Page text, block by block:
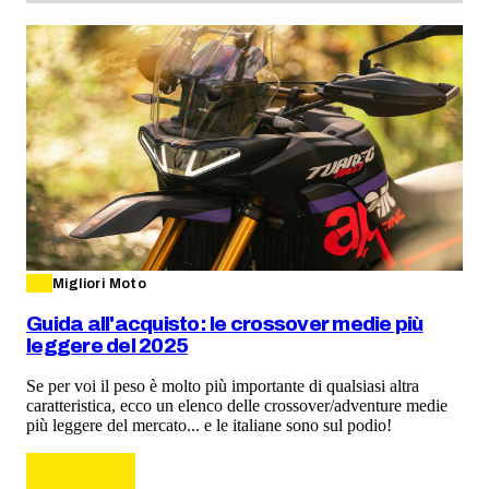
Migliori Moto
Guida all'acquisto: le crossover medie più
leggere del 2025
Se per voi il peso è molto più importante di qualsiasi altra
caratteristica, ecco un elenco delle crossover/adventure medie
più leggere del mercato... e le italiane sono sul podio!